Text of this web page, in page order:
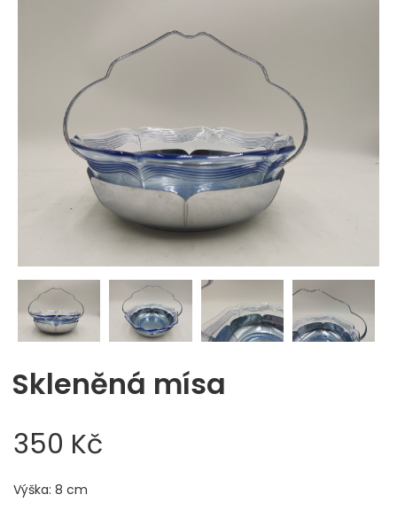
Skleněná mísa
350 Kč
Výška: 8 cm